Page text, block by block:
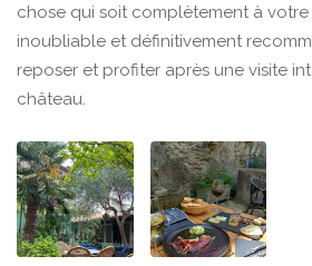
chose qui soit complètement à
inoubliable et définitivement
reposer et profiter après une visite
château.